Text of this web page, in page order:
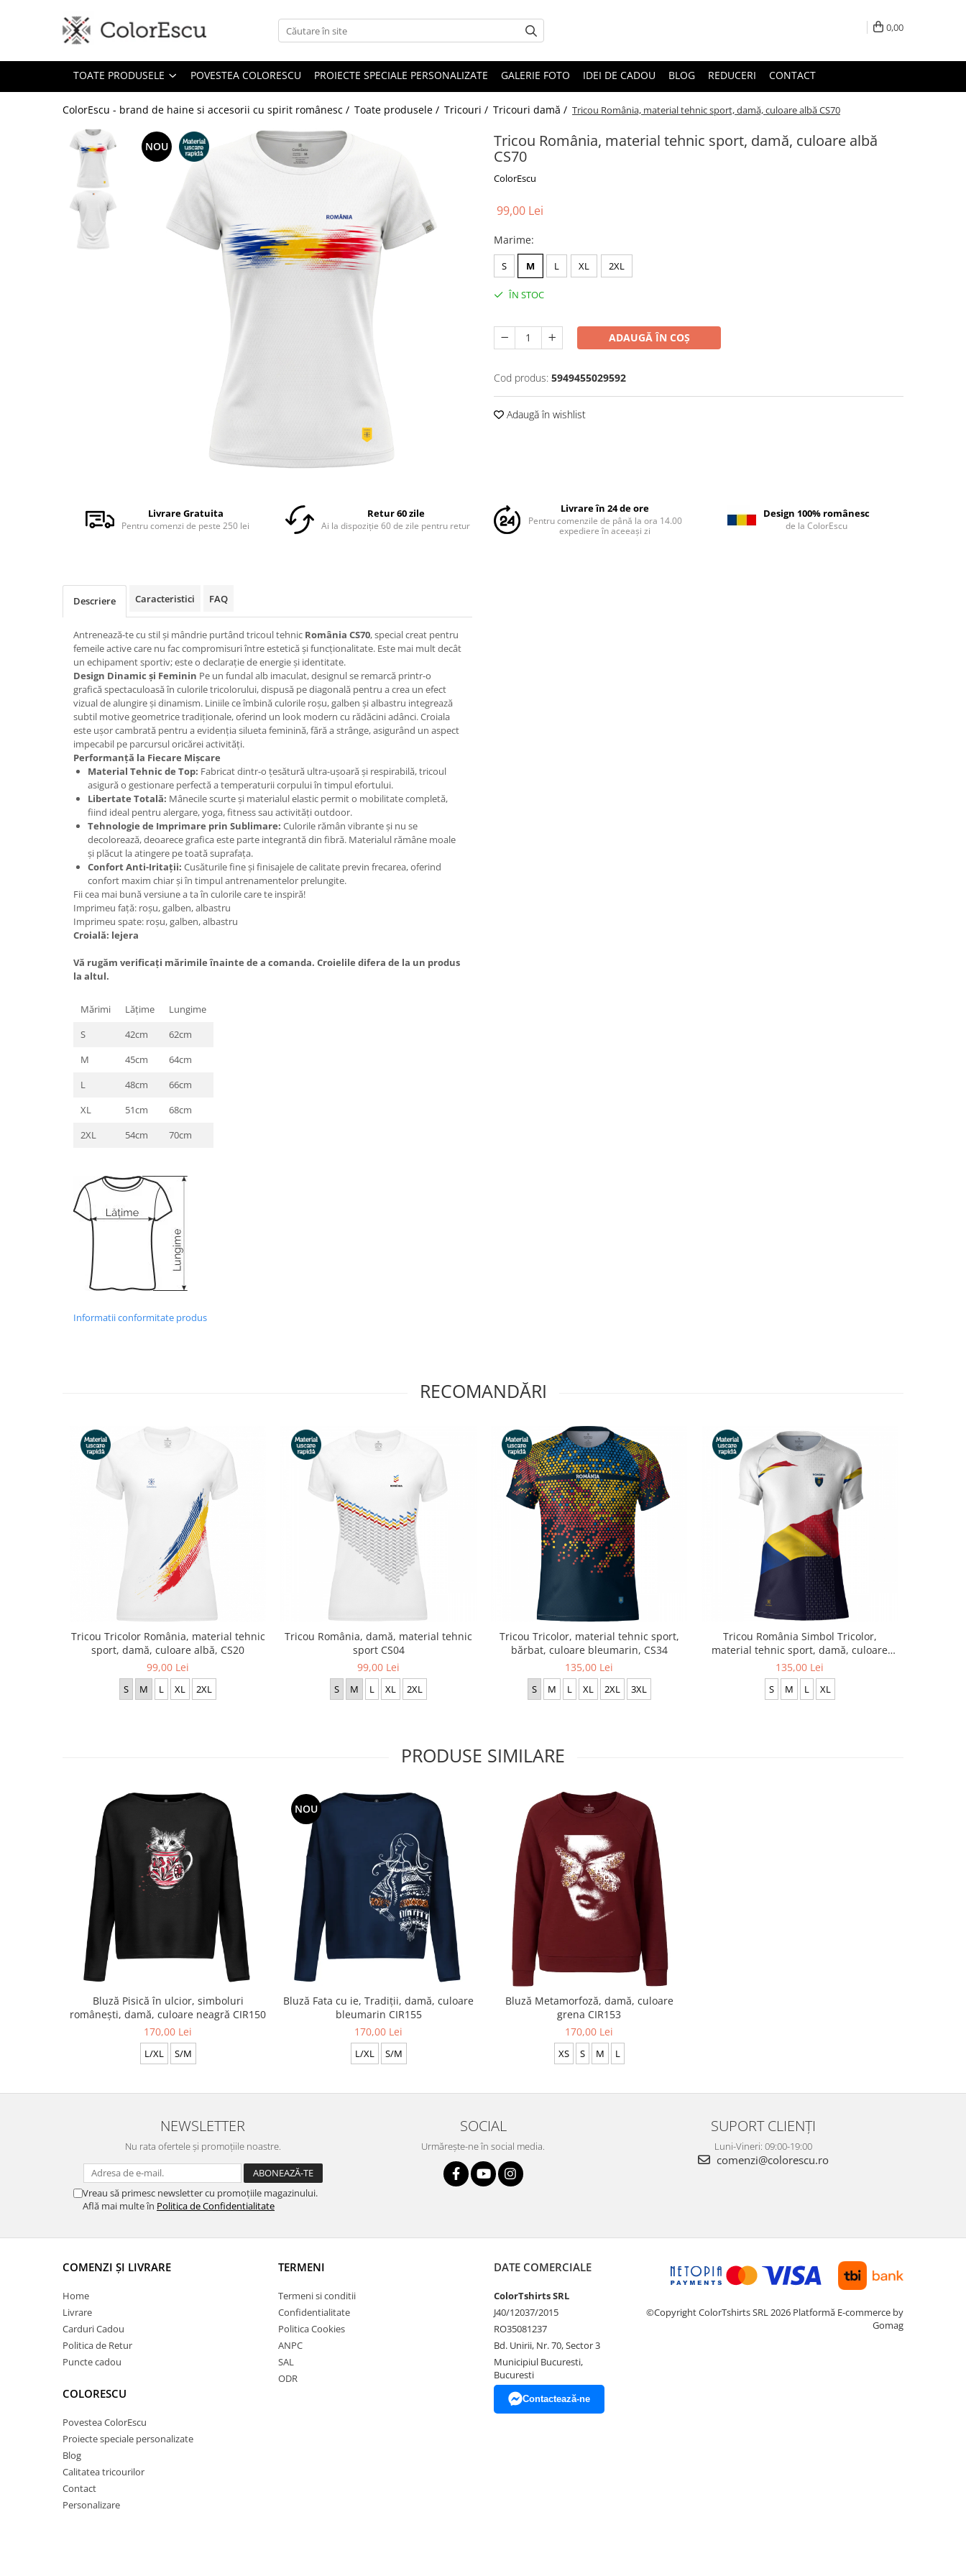
Toate produsele
Tricouri damă
Tricouri copii
Tricouri sport tehnice
Bluze si hanorace
Bluze si hanorace bărbați
Bluze si hanorace damă
Bluze de trening | Bluze tehnice
0,00
TOATE PRODUSELE POVESTEA COLORESCU PROIECTE SPECIALE PERSONALIZATE GALERIE FOTO IDEI DE CADOU BLOG REDUCERI CONTACT
ColorEscu - brand de haine si accesorii cu spirit românesc / Toate produsele / Tricouri / Tricouri damă / Tricou România, material tehnic sport, damă, culoare albă CS70
Tricou România, material tehnic sport, damă, culoare albă
CS70
ColorEscu
NOU
Facebook
99,00 Lei
Marime:
S M L XL 2XL
ÎN STOC
ADAUGĂ ÎN COȘ
Cod produs: 5949455029592
Adaugă în wishlist
Livrare Gratuita
Pentru comenzi de peste 250 lei
Retur 60 zile
Ai la dispoziție 60 de zile pentru retur
Livrare în 24 de ore
Pentru comenzile de până la ora 14.00
expediere în aceeași zi
Design 100% românesc
de la ColorEscu
Descriere Caracteristici FAQ
Antrenează-te cu stil și mândrie purtând tricoul tehnic România CS70, special creat pentru
femeile active care nu fac compromisuri între estetică și funcționalitate. Este mai mult decât
un echipament sportiv; este o declarație de energie și identitate.
Design Dinamic și Feminin Pe un fundal alb imaculat, designul se remarcă printr-o
grafică spectaculoasă în culorile tricolorului, dispusă pe diagonală pentru a crea un efect
vizual de alungire și dinamism. Liniile ce îmbină culorile roșu, galben și albastru integrează
subtil motive geometrice tradiționale, oferind un look modern cu rădăcini adânci. Croiala
este ușor cambrată pentru a evidenția silueta feminină, fără a strânge, asigurând un aspect
impecabil pe parcursul oricărei activități.
Performanță la Fiecare Mișcare
Material Tehnic de Top: Fabricat dintr-o țesătură ultra-ușoară și respirabilă, tricoul
asigură o gestionare perfectă a temperaturii corpului în timpul efortului.
Libertate Totală: Mânecile scurte și materialul elastic permit o mobilitate completă,
fiind ideal pentru alergare, yoga, fitness sau activități outdoor.
Tehnologie de Imprimare prin Sublimare: Culorile rămân vibrante și nu se
decolorează, deoarece grafica este parte integrantă din fibră. Materialul rămâne moale
și plăcut la atingere pe toată suprafața.
Confort Anti-Iritații: Cusăturile fine și finisajele de calitate previn frecarea, oferind
confort maxim chiar și în timpul antrenamentelor prelungite.
Fii cea mai bună versiune a ta în culorile care te inspiră!
Imprimeu față: roșu, galben, albastru
Imprimeu spate: roșu, galben, albastru
Croială: lejera
Vă rugăm verificaţi mărimile înainte de a comanda. Croielile difera de la un produs
la altul.
Mărimi Lăţime
Lungime
S
42cm
62cm
M
45cm
64cm
L
48cm
66cm
XL
51cm
68cm
2XL
54cm 70cm
Informatii conformitate produs
RECOMANDĂRI
Tricou Tricolor România, material tehnic
sport, damă, culoare albă, CS20
99,00 Lei
S M L XL 2XL
Tricou România, damă, material tehnic
sport CS04
99,00 Lei
S M L XL 2XL
Tricou Tricolor, material tehnic sport,
bărbat, culoare bleumarin, CS34
135,00 Lei
S M L XL 2XL 3XL
Tricou România Simbol Tricolor,
material tehnic sport, damă, culoare
albă, CS29
135,00 Lei
S M L XL
PRODUSE SIMILARE
Bluză Pisică în ulcior, simboluri
românești, damă, culoare neagră CIR150
170,00 Lei
L/XL S/M
NOU
Bluză Fata cu ie, Tradiții, damă, culoare
bleumarin CIR155
170,00 Lei
L/XL S/M
Bluză Metamorfoză, damă, culoare
grena CIR153
170,00 Lei
XS S M L
NEWSLETTER
Nu rata ofertele și promoțiile noastre.
Vreau să primesc newsletter cu promoțiile magazinului.
Află mai multe în Politica de Confidentialitate
SOCIAL
Urmărește-ne în social media.
SUPORT CLIENȚI
Luni-Vineri: 09:00-19:00
comenzi@colorescu.ro
COMENZI ȘI LIVRARE
Home
Livrare
Carduri Cadou
Politica de Retur
Puncte cadou
COLORESCU
Povestea ColorEscu
Proiecte speciale personalizate
Blog
Calitatea tricourilor
Contact
Personalizare
TERMENI
Termeni si conditii
Confidentialitate
Politica Cookies
ANPC
SAL
ODR
DATE COMERCIALE
ColorTshirts SRL
J40/12037/2015
RO35081237
Bd. Unirii, Nr. 70, Sector 3
Municipiul Bucuresti,
Bucuresti
Contactează-ne
©Copyright ColorTshirts SRL 2026 Platformă E-commerce by
Gomag